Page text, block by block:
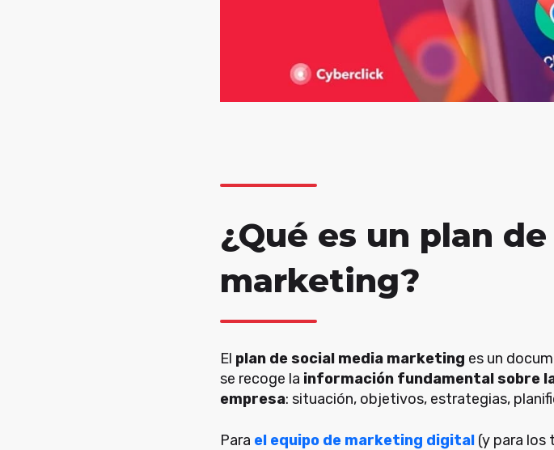
¿Qué es un plan
marketing?
El plan de social media marketing es un
se recoge la información fundamental sobre
empresa: situación, objetivos, estrategias,
Para el equipo de marketing digital (y para los